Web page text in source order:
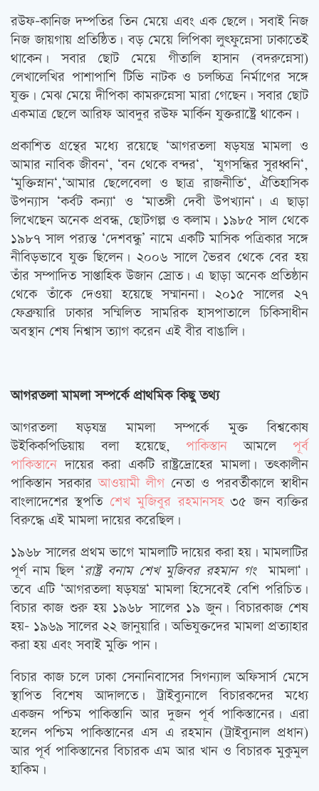
রউফ-কানিজ দম্পতির তিন মেয়ে এবং এক ছেলে। সবাই নিজ
নিজ জায়গায় প্রতিষ্ঠিত। বড় মেয়ে লিপিকা লুৎফুন্নেসা ঢাকাতেই
থাকেন। সবার ছোট মেয়ে গীতালি হাসান (বদরুন্নেসা)
লেখালেখির পাশাপাশি টিভি নাটক ও চলচ্চিত্র নির্মাণের সঙ্গে
যুক্ত। মেঝ মেয়ে দীপিকা কামরুন্নেসা মারা গেছেন। সবার ছোট
একমাত্র ছেলে আরিফ আবদুর রউফ মার্কিন যুক্তরাষ্ট্রে থাকেন।
প্রকাশিত গ্রন্থের মধ্যে রয়েছে ‘আগরতলা ষড়যন্ত্র মামলা ও
আমার নাবিক জীবন‘, ‘বন থেকে বন্দর‘, ‘যুগসন্ধির সুরধ্বনি‘,
‘মুক্তিস্নান‘,‘আমার ছেলেবেলা ও ছাত্র রাজনীতি‘, ঐতিহাসিক
উপন্যাস ‘কর্বট কন্যা‘ ও ‘মাতঙ্গী দেবী উপখ্যান‘। এ ছাড়া
লিখেছেন অনেক প্রবন্ধ, ছোটগল্প ও কলাম। ১৯৮৫ সাল থেকে
১৯৮৭ সাল পর‌্যন্ত ‘দেশবন্ধু’ নামে একটি মাসিক পত্রিকার সঙ্গে
নীবিড়ভাবে যুক্ত ছিলেন। ২০০৬ সালে ভৈরব থেকে বের হয়
তাঁর সম্পাদিত সাপ্তাহিক উজান স্রোত। এ ছাড়া অনেক প্রতিষ্ঠান
থেকে তাঁকে দেওয়া হয়েছে সম্মাননা। ২০১৫ সালের ২৭
ফেব্রুয়ারি ঢাকার সম্মিলিত সামরিক হাসপাতালে চিকিসাধীন
অবস্থান শেষ নিশ্বাস ত্যাগ করেন এই বীর বাঙালি।
আগরতলা মামলা সম্পর্কে প্রাথমিক কিছু তথ্য
আগরতলা ষড়যন্ত্র মামলা সম্পর্কে মু্ক্ত বিশ্বকোষ
উইকিকপিডিয়ায় বলা হয়েছে, পাকিস্তান আমলে পূর্ব
পাকিস্তানে দায়ের করা একটি রাষ্ট্রদ্রোহের মামলা। তৎকালীন
পাকিস্তান সরকারআওয়ামী লীগ নেতা ও পরবর্তীকালে স্বাধীন
বাংলাদেশের স্থপতি শেখ মুজিবুর রহমানসহ৩৫ জন ব্যক্তির
বিরুদ্ধে এই মামলা দায়ের করেছিল।
১৯৬৮ সালের প্রথম ভাগে মামলাটি দায়ের করা হয়। মামলাটির
পূর্ণ নাম ছিল ‘রাষ্ট্র বনাম শেখ মুজিবর রহমান গং মামলা‘।
তবে এটি ‘আগরতলা ষড়যন্ত্র‘ মামলা হিসেবেই বেশি পরিচিত।
বিচার কাজ শুরু হয় ১৯৬৮ সালের ১৯ জুন। বিচারকাজ শেষ
হয়- ১৯৬৯ সালের ২২ জানুয়ারি। অভিযুক্তদের মামলা প্রত্যাহার
করা হয় এবং সবাই মুক্তি পান।
বিচার কাজ চলে ঢাকা সেনানিবাসের সিগন্যাল অফিসার্স মেসে
স্থাপিত বিশেষ আদালতে। ট্রাইব্যুনালে বিচারকদের মধ্যে
একজন পশ্চিম পাকিস্তানি আর দুজন পূর্ব পাকিস্তানের। এরা
হলেন পশ্চিম পাকিস্তানের এস এ রহমান (ট্রাইব্যুনাল প্রধান)
আর পূর্ব পাকিস্তানের বিচারক এম আর খান ও বিচারক মুকুমুল
হাকিম।